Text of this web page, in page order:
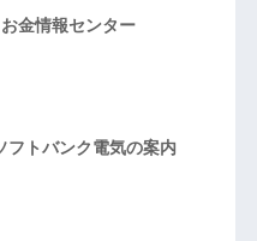
金情報センター
トバンク電気の案内